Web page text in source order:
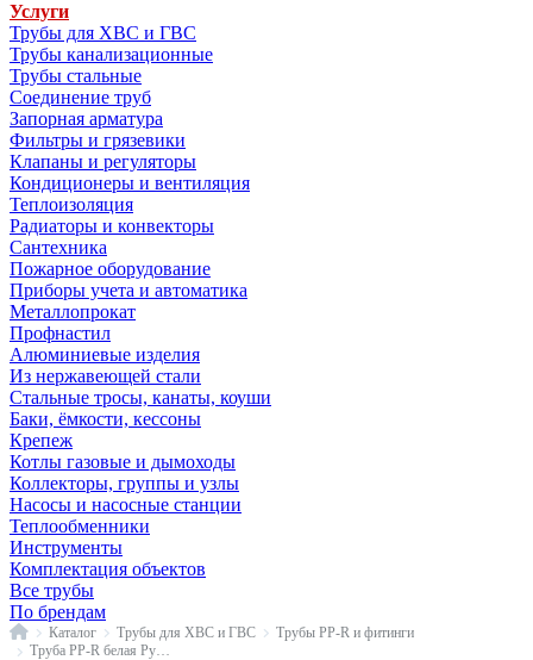
Услуги
Трубы для ХВС и ГВС
Трубы канализационные
Трубы стальные
Соединение труб
Запорная арматура
Фильтры и грязевики
Клапаны и регуляторы
Кондиционеры и вентиляция
Теплоизоляция
Радиаторы и конвекторы
Сантехника
Пожарное оборудование
Приборы учета и автоматика
Металлопрокат
Профнастил
Алюминиевые изделия
Из нержавеющей стали
Стальные тросы, канаты, коуши
Баки, ёмкости, кессоны
Крепеж
Котлы газовые и дымоходы
Коллекторы, группы и узлы
Насосы и насосные станции
Теплообменники
Инструменты
Комплектация объектов
Все трубы
По брендам
ГлавнаяКаталог Трубы для ХВС и ГВС
Трубы PP-R и фитинги
Труба PP-R белая Ру20 SDR6 РосТурПласт